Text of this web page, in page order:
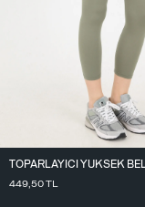
449,50TL